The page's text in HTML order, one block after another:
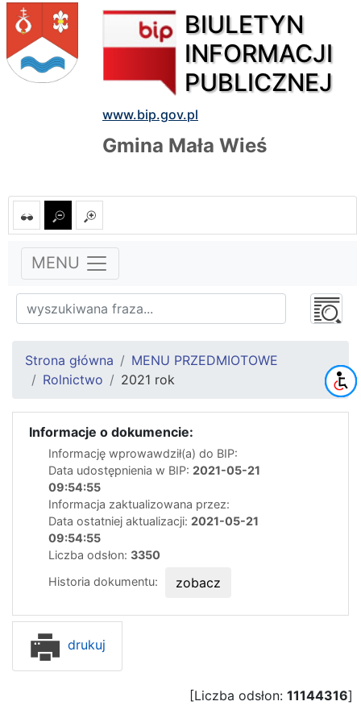
BIULETYN
INFORMACJI
PUBLICZNEJ
www.bip.gov.pl
Gmina Mała Wieś
MENU
Strona główna
MENU PRZEDMIOTOWE
Rolnictwo
2021 rok
Informacje o dokumencie:
Informację wprowawdził(a) do BIP:
Data udostępnienia w BIP: 2021-05-21
09:54:55
Informacja zaktualizowana przez:
Data ostatniej aktualizacji: 2021-05-21
09:54:55
Liczba odsłon: 3350
Historia dokumentu:
zobacz
drukuj
[Liczba odsłon: 11144316]